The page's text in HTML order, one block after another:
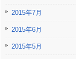
2015年7月
2015年6月
2015年5月